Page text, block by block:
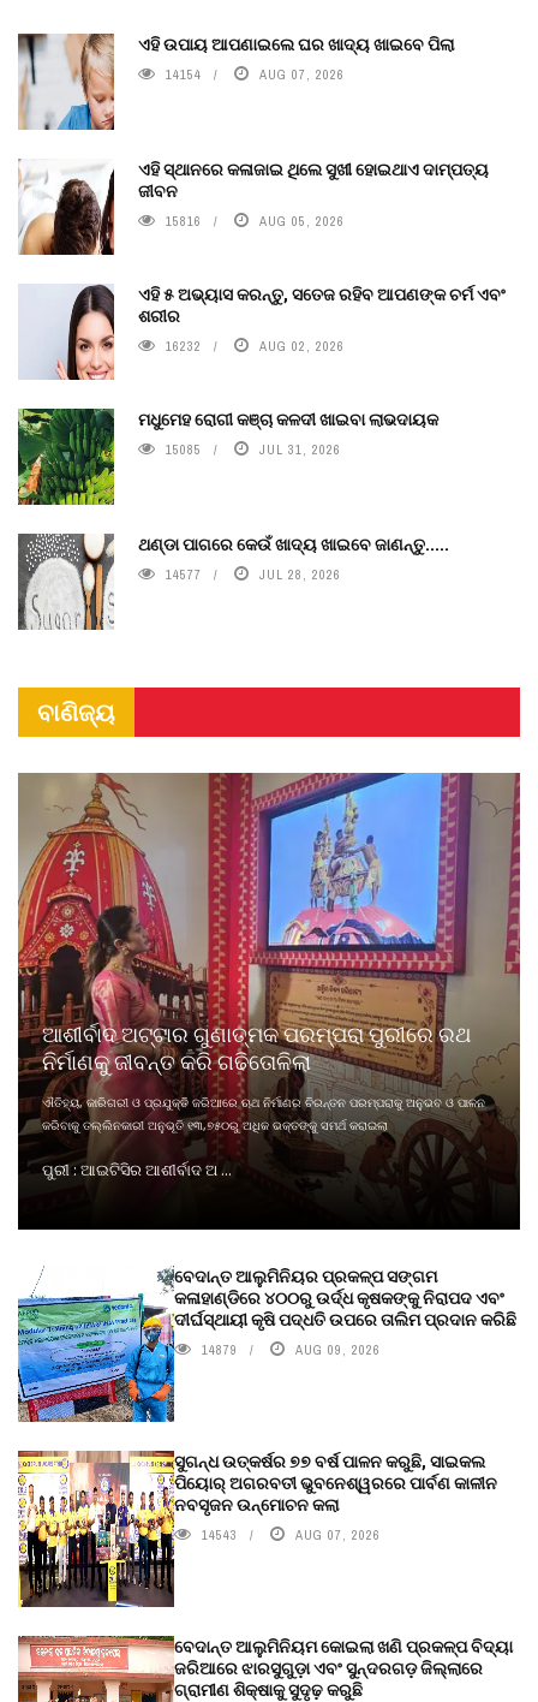
ଏହି ଉପାୟ ଆପଣାଇଲେ ଘର ଖାଦ୍ୟ ଖାଇବେ ପିଲା
14154 AUG 07, 2026
ଏହି ସ୍ଥାନରେ କଳାଜାଇ ଥିଲେ ସୁଖୀ ହୋଇଥାଏ ଦାମ୍ପତ୍ୟ
ଜୀବନ
15816 AUG 05, 2026
ଏହି ୫ ଅଭ୍ୟାସ କରନ୍ତୁ, ସତେଜ ରହିବ ଆପଣଙ୍କ ଚର୍ମ ଏବଂ
ଶରୀର
16232 AUG 02, 2026
ମଧୁମେହ ରୋଗୀ କଞ୍ଚା କଳଦୀ ଖାଇବା ଲାଭଦାୟକ
15085 JUL 31, 2026
ଥଣ୍ଡା ପାଗରେ କେଉଁ ଖାଦ୍ୟ ଖାଇବେ ଜାଣନ୍ତୁ.....
14577 JUL 28, 2026
ବାଣିଜ୍ୟ
ଆଶୀର୍ବାଦ ଅଟ୍ଟାର ଗୁଣାତ୍ମକ ପରମ୍ପରା ପୁରୀରେ ରଥ
ନିର୍ମାଣକୁ ଜୀବନ୍ତ କରି ଗଢିତୋଳିଲା
ଐତିହ୍ୟ, କାରିଗରୀ ଓ ପ୍ରଯୁକ୍ତି ଜରିଆରେ ଋଥ ନିର୍ମାଣର ଚିରନ୍ତନ ପରମ୍ପରାକୁ ଅନୁଭବ ଓ ପାଳନ
କରିବାକୁ ତଲ୍ଲିନକାରୀ ଅନୁଭୂତି ୧୩,୭୫୦ରୁ ଅଧିକ ଭକ୍ତଙ୍କୁ ସମର୍ଥ କରାଇଲା
ପୁରୀ : ଆଇଟିସିର ଆଶୀର୍ବାଦ ଅ ...
ବେଦାନ୍ତ ଆଲୁମିନିୟର ପ୍ରକଳ୍ପ ସଙ୍ଗମ
କଳାହାଣ୍ଡିରେ ୪୦୦ରୁ ଉର୍ଦ୍ଧ କୃଷକଙ୍କୁ ନିରାପଦ ଏବଂ
ଦୀର୍ଘସ୍ଥାୟୀ କୃଷି ପଦ୍ଧତି ଉପରେ ତାଲିମ ପ୍ରଦାନ କରିଛି
14879 AUG 09, 2026
ସୁଗନ୍ଧ ଉତ୍କର୍ଷର ୭୭ ବର୍ଷ ପାଳନ କରୁଛି, ସାଇକଲ
ପିୟୋର୍‌ ଅଗରବତୀ ଭୁବନେଶ୍ୱରରେ ପାର୍ବଣ କାଳୀନ
ନବସୃଜନ ଉନ୍ମୋଚନ କଲା
14543 AUG 07, 2026
ବେଦାନ୍ତ ଆଲୁମିନିୟମ କୋଇଲା ଖଣି ପ୍ରକଳ୍ପ ବିଦ୍ୟା
ଜରିଆରେ ଝାରସୁଗୁଡ଼ା ଏବଂ ସୁନ୍ଦରଗଡ଼ ଜିଲ୍ଲାରେ
ଗ୍ରାମୀଣ ଶିକ୍ଷାକୁ ସୁଦୃଢ଼ କରୁଛି